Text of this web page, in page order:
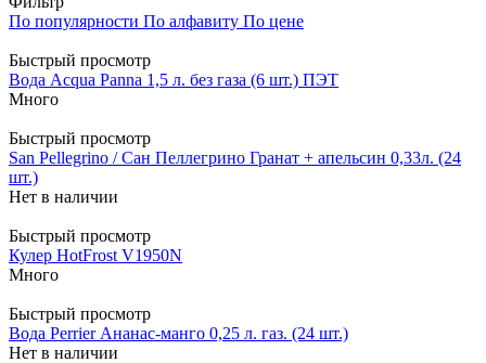
По популярности По алфавиту По цене
Быстрый просмотр
Вода Acqua Panna 1,5 л. без газа (6 шт.) ПЭТ
Много
Быстрый просмотр
San Pellegrino / Сан Пеллегрино Гранат + апельсин 0,33л. (24
шт.)
Нет в наличии
Быстрый просмотр
Кулер HotFrost V1950N
Много
Быстрый просмотр
Вода Perrier Ананас-манго 0,25 л. газ. (24 шт.)
Нет в наличии